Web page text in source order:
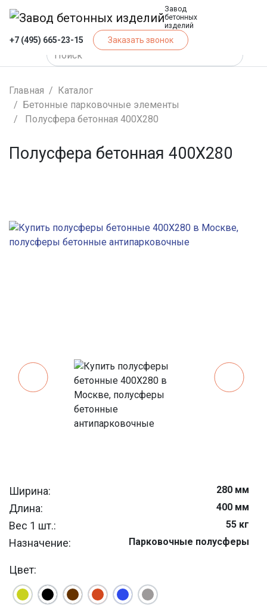
Завод
бетонных
изделий
+7 (495) 665-23-15 Заказать звонок
Главная
Каталог
Бетонные парковочные элементы
Полусфера бетонная 400Х280
Полусфера бетонная 400Х280
Ширина: 280 мм
Длина: 400 мм
Вес 1 шт.: 55 кг
Назначение: Парковочные полусферы
Цвет: